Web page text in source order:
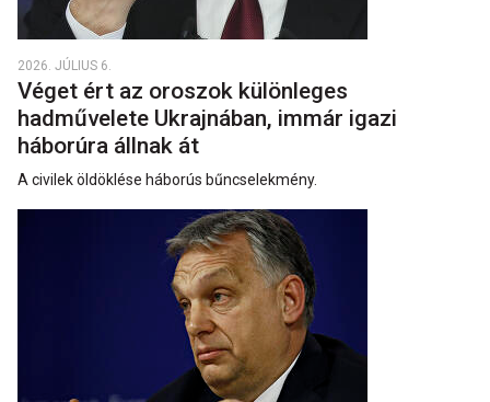
2026. JÚLIUS 6.
Véget ért az oroszok különleges
hadművelete Ukrajnában, immár igazi
háborúra állnak át
A civilek öldöklése háborús bűncselekmény.